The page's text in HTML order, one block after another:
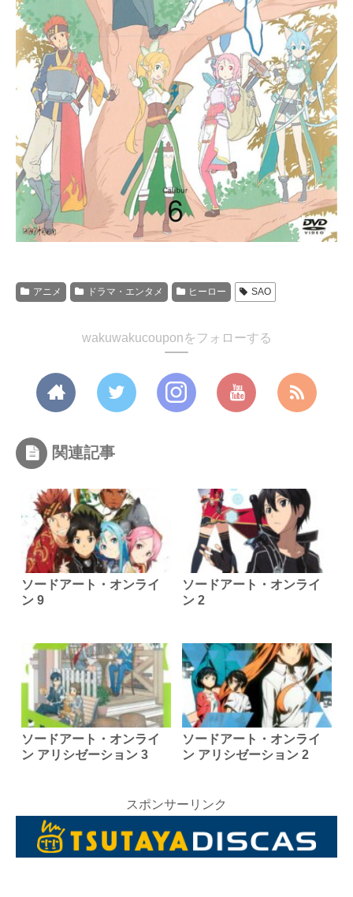
アニメ ドラマ・エンタメ ヒーロー SAO
wakuwakucouponをフォローする
関連記事
ソードアート・オンライ
ン 9
ソードアート・オンライ
ン 2
ソードアート・オンライ
ン アリシゼーション 3
ソードアート・オンライ
ン アリシゼーション 2
スポンサーリンク